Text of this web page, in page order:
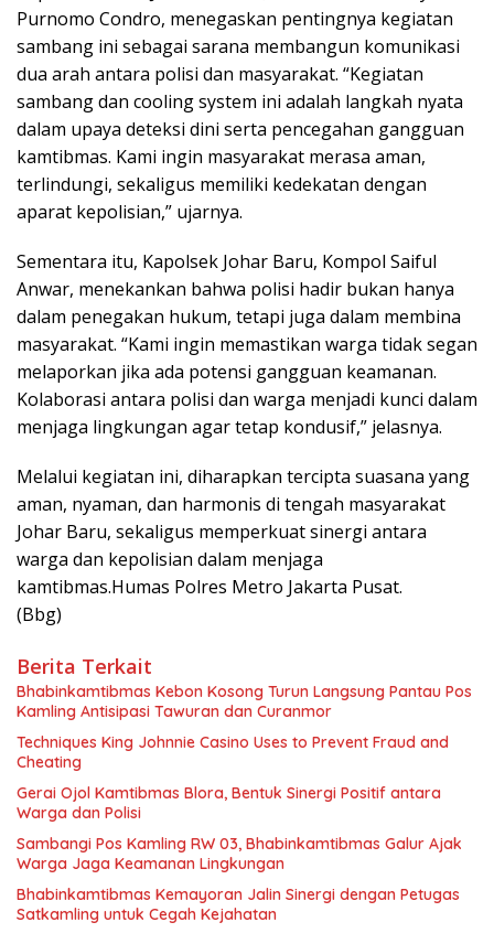
Purnomo Condro, menegaskan pentingnya kegiatan
sambang ini sebagai sarana membangun komunikasi
dua arah antara polisi dan masyarakat. “Kegiatan
sambang dan cooling system ini adalah langkah nyata
dalam upaya deteksi dini serta pencegahan gangguan
kamtibmas. Kami ingin masyarakat merasa aman,
terlindungi, sekaligus memiliki kedekatan dengan
aparat kepolisian,” ujarnya.
Sementara itu, Kapolsek Johar Baru, Kompol Saiful
Anwar, menekankan bahwa polisi hadir bukan hanya
dalam penegakan hukum, tetapi juga dalam membina
masyarakat. “Kami ingin memastikan warga tidak segan
melaporkan jika ada potensi gangguan keamanan.
Kolaborasi antara polisi dan warga menjadi kunci dalam
menjaga lingkungan agar tetap kondusif,” jelasnya.
Melalui kegiatan ini, diharapkan tercipta suasana yang
aman, nyaman, dan harmonis di tengah masyarakat
Johar Baru, sekaligus memperkuat sinergi antara
warga dan kepolisian dalam menjaga
kamtibmas.Humas Polres Metro Jakarta Pusat.
(Bbg)
Berita Terkait
Bhabinkamtibmas Kebon Kosong Turun Langsung Pantau Pos
Kamling Antisipasi Tawuran dan Curanmor
Techniques King Johnnie Casino Uses to Prevent Fraud and
Cheating
Gerai Ojol Kamtibmas Blora, Bentuk Sinergi Positif antara
Warga dan Polisi
Sambangi Pos Kamling RW 03, Bhabinkamtibmas Galur Ajak
Warga Jaga Keamanan Lingkungan
Bhabinkamtibmas Kemayoran Jalin Sinergi dengan Petugas
Satkamling untuk Cegah Kejahatan